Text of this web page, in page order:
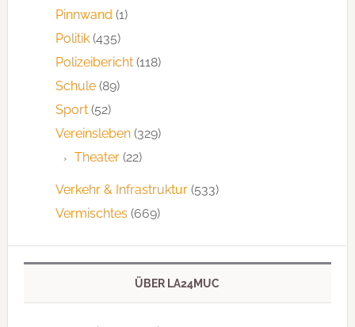
Pinnwand (1)
Politik(435)
Polizeibericht(118)
Schule(89)
Sport(52)
Vereinsleben(329)
Theater(22)
Verkehr & Infrastruktur(533)
Vermischtes (669)
ÜBER LA24MUC